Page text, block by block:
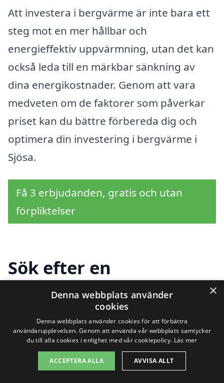
Att investera i bergvärme är inte bara ett
steg mot en mer hållbar och
energieffektiv uppvärmning, utan det kan
också leda till en märkbar sänkning av
dina energikostnader. Genom att vara
medveten om de faktorer som påverkar
priset kan du bättre förbereda dig och
optimera din investering i bergvärme i
Sjösa.
Få 3 erbjudanden, gratis och utan
förpliktelser
Sök efter en
professionell för
bergvärme i andra
städer nära Sjösa
×
Denna webbplats använder
cookies
Denna webbplats använder cookies för att förbättra
användarupplevelsen. Genom att använda vår webbplats samtycker
du till alla cookies i enlighet med vår cookiepolicy. Läs mer
ACCEPTERA ALLA AVVISA ALLT